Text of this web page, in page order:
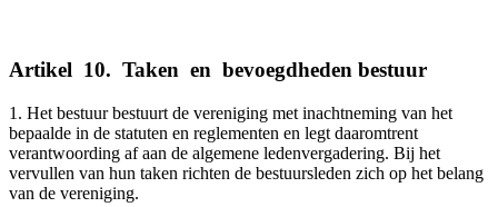
Artikel 10. Taken en bevoegdheden bestuur
1. Het bestuur bestuurt de vereniging met inachtneming van het
bepaalde in de statuten en reglementen en legt daaromtrent
verantwoording af aan de algemene ledenvergadering. Bij het
vervullen van hun taken richten de bestuursleden zich op het belang
van de vereniging.